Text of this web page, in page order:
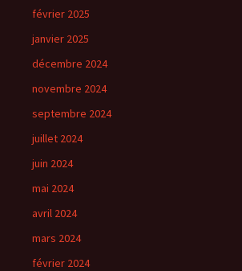
février 2025
janvier 2025
décembre 2024
novembre 2024
septembre 2024
juillet 2024
juin 2024
mai 2024
avril 2024
mars 2024
février 2024